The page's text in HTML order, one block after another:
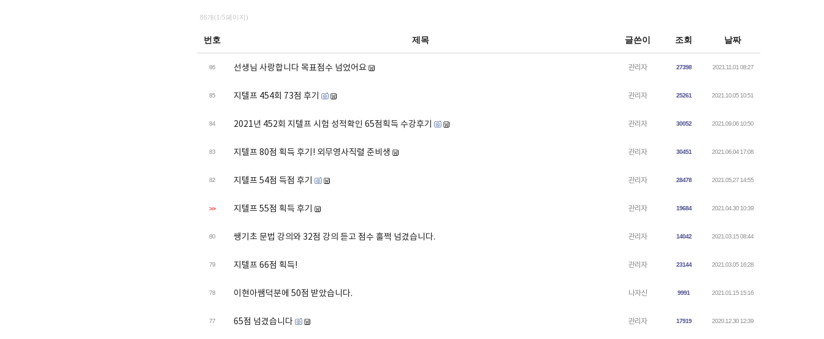
86개(1/5페이지)
번호 제목 글쓴이 조회 날짜
86 선생님 사랑합니다 목표점수 넘었어요 관리자 27398 2021.11.01 08:27
85 지텔프 454회 73점 후기 관리자 25261 2021.10.05 10:51
84 2021년 452회 지텔프 시험 성적확인 65점획득 수강후기 관리자 30052 2021.09.06 10:50
83 지텔프 80점 획득 후기! 외무영사직렬 준비생 관리자 30451 2021.06.04 17:08
82 지텔프 54점 득점 후기 관리자 28478 2021.05.27 14:55
>> 지텔프 55점 획득 후기 관리자 19684 2021.04.30 10:39
80 쌩기초 문법 강의와 32점 강의 듣고 점수 훌쩍 넘겼습니다. 관리자 14042 2021.03.15 08:44
79 지텔프 66점 획득! 관리자 23144 2021.03.05 16:28
78 이현아쌤덕분에 50점 받았습니다. 나자신 9991 2021.01.15 15:16
77 65점 넘겼습니다 관리자 17919 2020.12.30 12:39